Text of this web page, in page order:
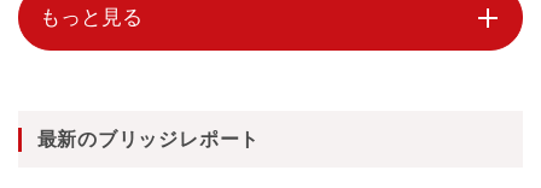
もっと見る
最新のブリッジレポート